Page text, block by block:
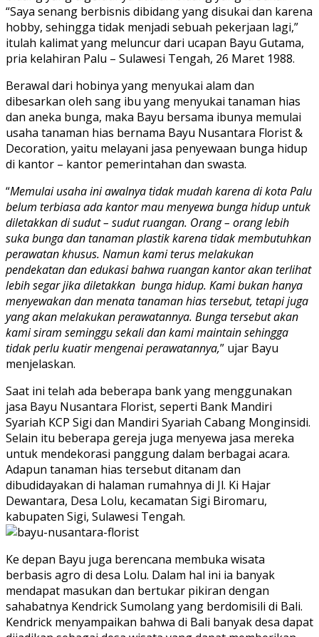
“Saya senang berbisnis dibidang yang disukai dan karena
hobby, sehingga tidak menjadi sebuah pekerjaan lagi,”
itulah kalimat yang meluncur dari ucapan Bayu Gutama,
pria kelahiran Palu – Sulawesi Tengah, 26 Maret 1988.
Berawal dari hobinya yang menyukai alam dan
dibesarkan oleh sang ibu yang menyukai tanaman hias
dan aneka bunga, maka Bayu bersama ibunya memulai
usaha tanaman hias bernama Bayu Nusantara Florist &
Decoration, yaitu melayani jasa penyewaan bunga hidup
di kantor – kantor pemerintahan dan swasta.
“Memulai usaha ini awalnya tidak mudah karena di kota Palu
belum terbiasa ada kantor mau menyewa bunga hidup untuk
diletakkan di sudut – sudut ruangan. Orang – orang lebih
suka bunga dan tanaman plastik karena tidak membutuhkan
perawatan khusus. Namun kami terus melakukan
pendekatan dan edukasi bahwa ruangan kantor akan terlihat
lebih segar jika diletakkan bunga hidup. Kami bukan hanya
menyewakan dan menata tanaman hias tersebut, tetapi juga
yang akan melakukan perawatannya. Bunga tersebut akan
kami siram seminggu sekali dan kami maintain sehingga
tidak perlu kuatir mengenai perawatannya,” ujar Bayu
menjelaskan.
Saat ini telah ada beberapa bank yang menggunakan
jasa Bayu Nusantara Florist, seperti Bank Mandiri
Syariah KCP Sigi dan Mandiri Syariah Cabang Monginsidi.
Selain itu beberapa gereja juga menyewa jasa mereka
untuk mendekorasi panggung dalam berbagai acara.
Adapun tanaman hias tersebut ditanam dan
dibudidayakan di halaman rumahnya di Jl. Ki Hajar
Dewantara, Desa Lolu, kecamatan Sigi Biromaru,
kabupaten Sigi, Sulawesi Tengah.
Ke depan Bayu juga berencana membuka wisata
berbasis agro di desa Lolu. Dalam hal ini ia banyak
mendapat masukan dan bertukar pikiran dengan
sahabatnya Kendrick Sumolang yang berdomisili di Bali.
Kendrick menyampaikan bahwa di Bali banyak desa dapat